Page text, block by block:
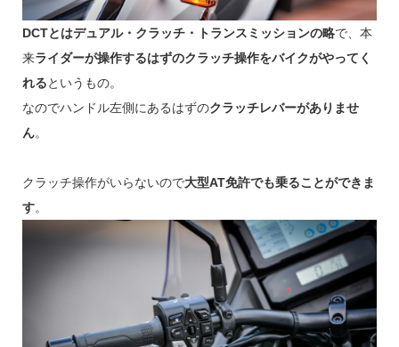
DCTとはデュアル・クラッチ・トランスミッションの略で、本
来ライダーが操作するはずのクラッチ操作をバイクがやってく
れるというもの。
なのでハンドル左側にあるはずのクラッチレバーがありませ
ん。
クラッチ操作がいらないので大型AT免許でも乗ることができま
す。